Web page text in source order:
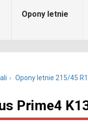
Opony letnie
Opony letnie 215/45
Prime4